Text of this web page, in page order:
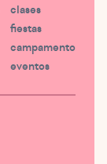
clases
fiestas
campamento
eventos